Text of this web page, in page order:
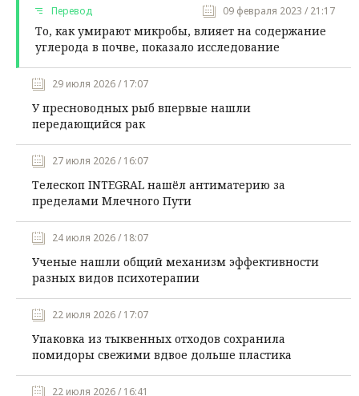
Перевод 09 февраля 2023 / 21:17
То, как умирают микробы, влияет на содержание
углерода в почве, показало исследование
29 июля 2026 / 17:07
У пресноводных рыб впервые нашли
передающийся рак
27 июля 2026 / 16:07
Телескоп INTEGRAL нашёл антиматерию за
пределами Млечного Пути
24 июля 2026 / 18:07
Ученые нашли общий механизм эффективности
разных видов психотерапии
22 июля 2026 / 17:07
Упаковка из тыквенных отходов сохранила
помидоры свежими вдвое дольше пластика
22 июля 2026 / 16:41